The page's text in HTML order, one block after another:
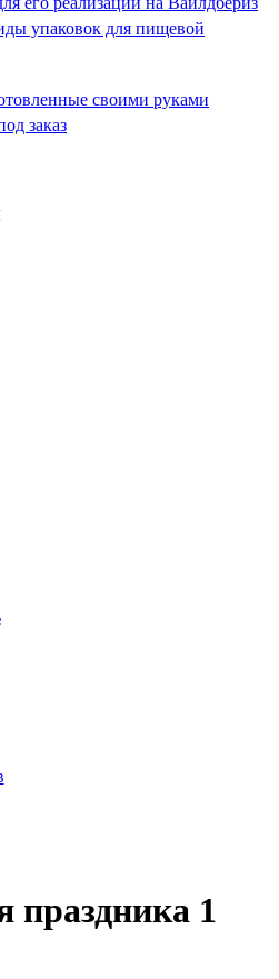
упаковок для пищевой
своими руками
заказ
праздника 1